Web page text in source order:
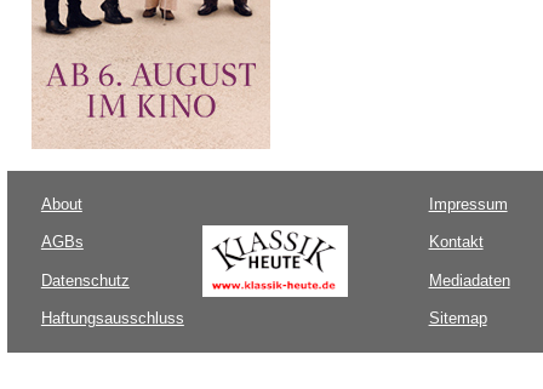
About
AGBs
Datenschutz
Haftungsausschluss
Impressum
Kontakt
Mediadaten
Sitemap